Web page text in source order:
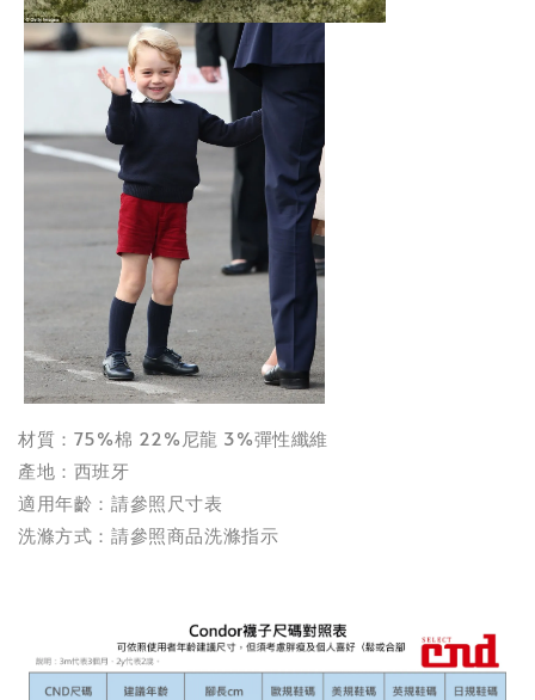
材質：75%棉 22%尼龍 3%彈性纖維
產地：西班牙
適用年齡：請參照尺寸表
洗滌方式：請參照商品洗滌指示